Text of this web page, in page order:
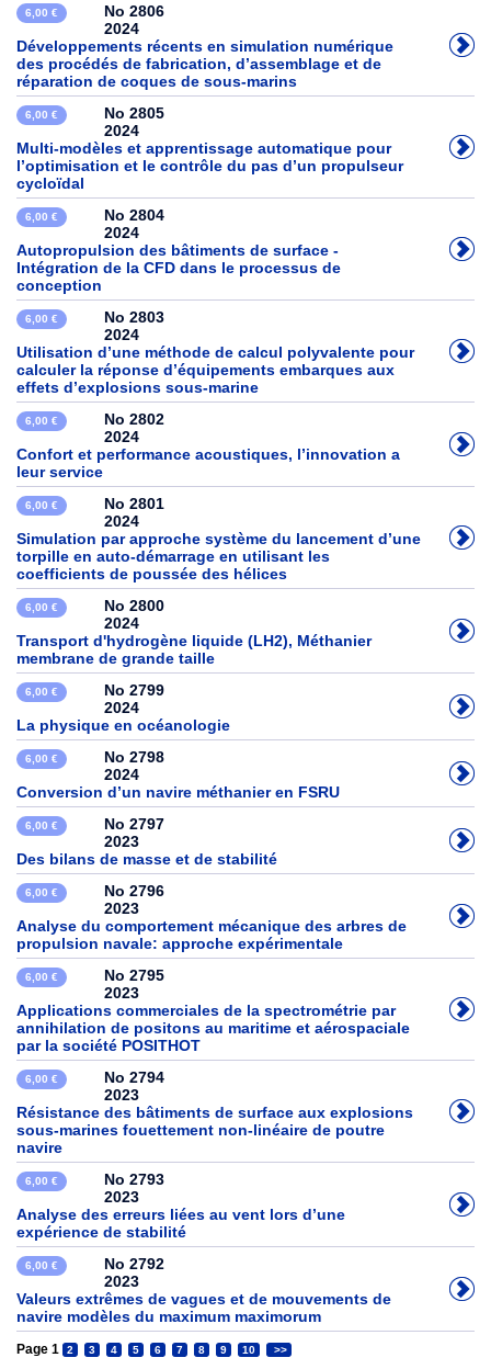
6,00 €
No 2806
2024
Développements récents en simulation numérique
des procédés de fabrication, d’assemblage et de
réparation de coques de sous-marins
6,00 €
No 2805
2024
Multi-modèles et apprentissage automatique pour
l’optimisation et le contrôle du pas d’un propulseur
cycloïdal
6,00 €
No 2804
2024
Autopropulsion des bâtiments de surface -
Intégration de la CFD dans le processus de
conception
6,00 €
No 2803
2024
Utilisation d’une méthode de calcul polyvalente pour
calculer la réponse d’équipements embarques aux
effets d’explosions sous-marine
6,00 €
No 2802
2024
Confort et performance acoustiques, l’innovation a
leur service
6,00 €
No 2801
2024
Simulation par approche système du lancement d’une
torpille en auto-démarrage en utilisant les
coefficients de poussée des hélices
6,00 €
No 2800
2024
Transport d'hydrogène liquide (LH2), Méthanier
membrane de grande taille
6,00 €
No 2799
2024
La physique en océanologie
6,00 €
No 2798
2024
Conversion d’un navire méthanier en FSRU
6,00 €
No 2797
2023
Des bilans de masse et de stabilité
6,00 €
No 2796
2023
Analyse du comportement mécanique des arbres de
propulsion navale: approche expérimentale
6,00 €
No 2795
2023
Applications commerciales de la spectrométrie par
annihilation de positons au maritime et aérospaciale
par la société POSITHOT
6,00 €
No 2794
2023
Résistance des bâtiments de surface aux explosions
sous-marines fouettement non-linéaire de poutre
navire
6,00 €
No 2793
2023
Analyse des erreurs liées au vent lors d’une
expérience de stabilité
6,00 €
No 2792
2023
Valeurs extrêmes de vagues et de mouvements de
navire modèles du maximum maximorum
Page 1 2 3 4 5 6 7 8 9 10 >>